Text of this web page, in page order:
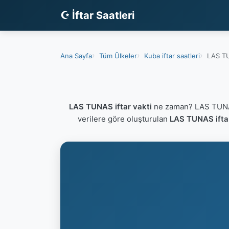
☪ İftar Saatleri
Ana Sayfa Tüm Ülkeler Kuba iftar saatleri LAS
LAS TUNAS iftar vakti ne zaman? LAS
verilere göre oluşturulan LAS TUNAS